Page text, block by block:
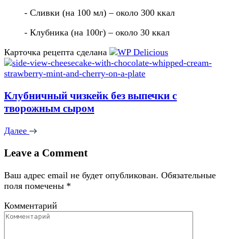
- Сливки (на 100 мл) – около 300 ккал
- Клубника (на 100г) – около 30 ккал
Карточка рецепта сделана
Клубничный чизкейк без выпечки с
творожным сыром
Далее
Leave a Comment
Ваш адрес email не будет опубликован. Обязательные
поля помечены *
Комментарий